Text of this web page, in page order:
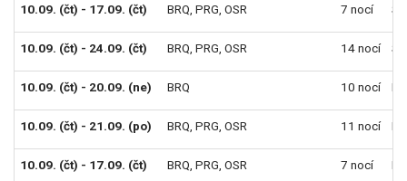
10.09. (čt) - 17.09. (čt) BRQ PRG OSR 7 nocí
10.09. (čt) - 24.09. (čt) BRQ PRG OSR 14 nocí
10.09. (čt) - 20.09. (ne) BRQ 10 nocí
10.09. (čt) - 21.09. (po) BRQ PRG OSR 11 nocí
10.09. (čt) - 17.09. (čt) BRQ PRG OSR 7 nocí